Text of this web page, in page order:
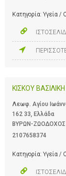
Κατηγορία: Υγεία /
ΚΙΣΚΟΥ ΒΑΣΙΛΙΚΗ
Λεωφ. Αγίου
162 33, Ελλάδα
ΒΥΡΩΝ-ΖΩΟΔΟΧΟΣ
2107658374
Κατηγορία: Υγεία /